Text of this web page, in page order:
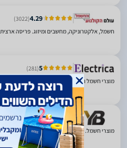
4.29
(3022)
חשמל, אלקטרוניקה, מחשבים ומיזוג. פריסה ארצית
5
(281)
מוצרי חשמל ואלקטרוניקה. ירושלים
5
(413)
מוצרי חשמל. ביתר עילית